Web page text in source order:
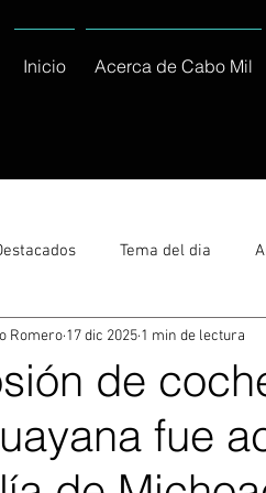
Inicio Acerca de Cabo Mil
Tema del dia
Deportes La buena del día
Informa Nacionales e
de
fue
Romero 17 dic 2025 1 min de lectura